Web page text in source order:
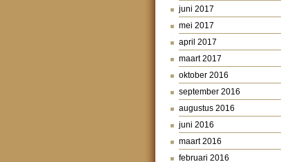
juni 2017
mei 2017
april 2017
maart 2017
oktober 2016
september 2016
augustus 2016
juni 2016
maart 2016
februari 2016